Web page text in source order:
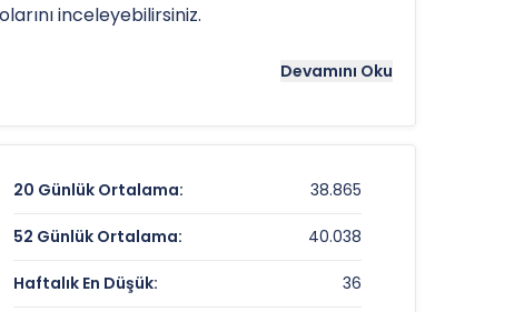
inceleyebilirsiniz.
göstergeleri önemli bir araçtır. Hissenin
37,26 TL
-1,48%
Devamını Oku
20 Günlük Ortalama: 38.865
52 Günlük Ortalama: 40.038
Haftalık En Düşük: 36